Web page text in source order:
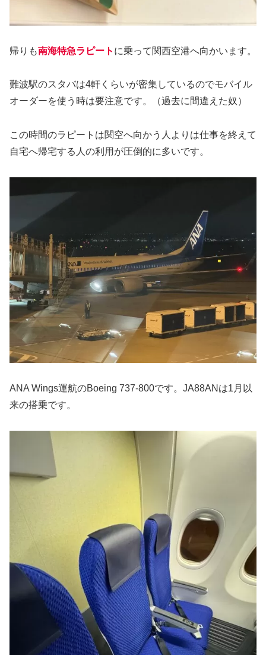
帰りも南海特急ラピート に乗って関西空港へ向かいます。
難波駅のスタバは4軒くらいが密集しているのでモバイル
オーダーを使う時は要注意です。（過去に間違えた奴）
この時間のラピートは関空へ向かう人よりは仕事を終えて
自宅へ帰宅する人の利用が圧倒的に多いです。
ANA Wings運航のBoeing 737-800です。JA88ANは1月以
来の搭乗です。